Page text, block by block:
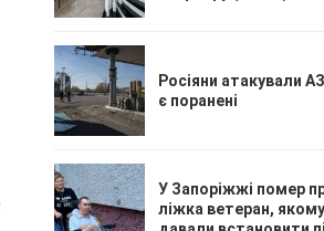
Росіяни атакували
є поранені
У Запоріжжі помер
ліжка ветеран,